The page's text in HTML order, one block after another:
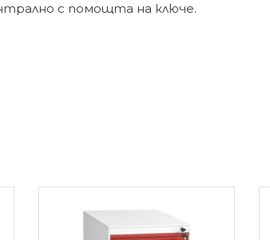
с помощта на ключе.